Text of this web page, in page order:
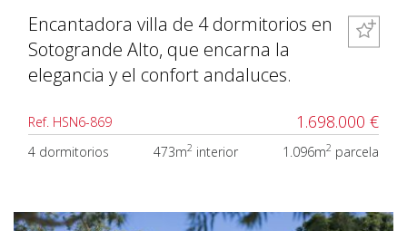
Encantadora villa de 4 dormitorios en
Sotogrande Alto, que encarna la
elegancia y el confort andaluces.
Ref. HSN6-869 1.698.000 €
4 dormitorios 473m2 interior 1.096m2 parcela